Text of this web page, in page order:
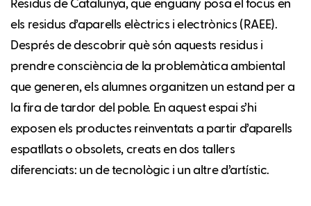
Residus de Catalunya, que enguany posa el focus en
els residus d’aparells elèctrics i electrònics (RAEE).
Després de descobrir què són aquests residus i
prendre consciència de la problemàtica ambiental
que generen, els alumnes organitzen un estand per a
la fira de tardor del poble. En aquest espai s’hi
exposen els productes reinventats a partir d’aparells
espatllats o obsolets, creats en dos tallers
diferenciats: un de tecnològic i un altre d’artístic.